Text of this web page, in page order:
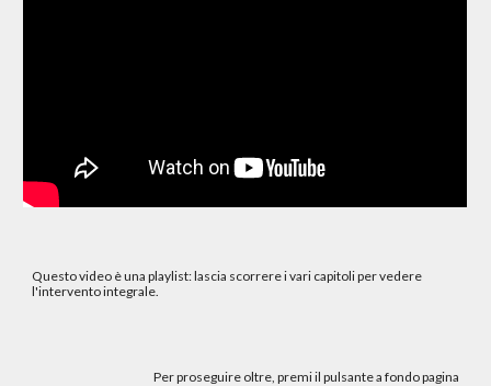
Questo video è una playlist: lascia scorrere i vari capitoli per vedere
l'intervento integrale.
Per proseguire oltre, premi il pulsante a fondo pagina